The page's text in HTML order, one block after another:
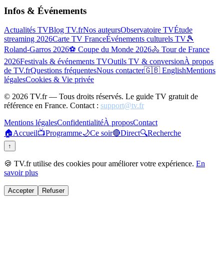
Infos & Événements
Actualités TVBlog TV.frNos auteursObservatoire TVÉtude
streaming 2026Carte TV FranceÉvénements culturels TV🎾
Roland-Garros 2026⚽ Coupe du Monde 2026🚴 Tour de France
2026Festivals & événements TVOutils TV & conversionÀ propos
de TV.frQuestions fréquentesNous contacter🇬🇧 EnglishMentions
légalesCookies & Vie privée
© 2026 TV.fr — Tous droits réservés. Le guide TV gratuit de
référence en France. Contact : support@tv.fr
Mentions légalesConfidentialitéÀ proposContact
🏠Accueil📺Programme🌙Ce soir🔴Direct🔍Recherche
↑
🍪 TV.fr utilise des cookies pour améliorer votre expérience. En
savoir plus
Accepter Refuser